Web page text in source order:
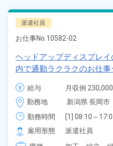
派遣社員
お仕事No. 10582-02
ヘッドアップディスプレ
内で通勤ラクラクのお仕
重量物の取り扱い無し！
で初期費用無！赴任旅費
《新潟県長岡市》
給与
月収例
時給 1,450円～
勤務地
新潟県 長岡市
勤務時間
[1] 08:10～
[2] 17:05～02:00
[3] 07:20～15:40
雇用形態
派遣社員